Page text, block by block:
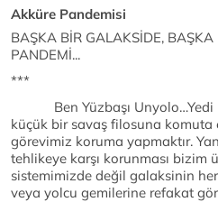
Akküre Pandemisi
BAŞKA BİR GALAKSİDE, BAŞKA
PANDEMİ...
***
Ben Yüzbaşı Unyolo…Yedi
küçük bir savaş filosuna komuta
görevimiz koruma yapmaktır.
tehlikeye karşı korunması bizim
sistemimizde değil galaksinin
veya yolcu gemilerine refakat